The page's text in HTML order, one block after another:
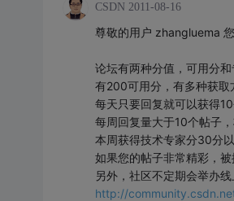
CSDN 2011-08-16
尊敬的用户 zhangluema 您
论坛有两种分值，可用分
有200可用分，有多种获取
每天只要回复就可以获得10
每周回复量大于10个帖子
本周获得技术专家分30分
如果您的帖子非常精彩，
另外，社区不定期会举办
http://